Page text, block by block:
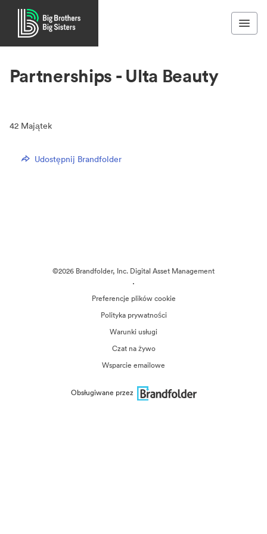
Partnerships - Ulta Beauty
42 Majątek
Udostępnij Brandfolder
©2026 Brandfolder, Inc. Digital Asset Management
·
Preferencje plików cookie
Polityka prywatności
Warunki usługi
Czat na żywo
Wsparcie emailowe
Obsługiwane przez